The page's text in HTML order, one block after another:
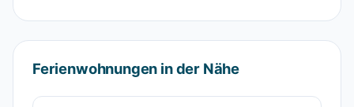
Ferienwohnungen in der Nähe